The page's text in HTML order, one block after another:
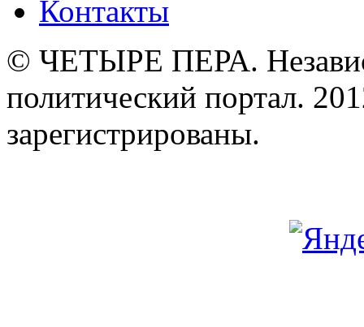
Контакты
© ЧЕТЫРЕ ПЕРА.
политический портал.
зарегистрированы.